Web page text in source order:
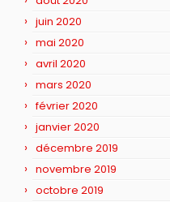
juin 2020
mai 2020
avril 2020
mars 2020
février 2020
janvier 2020
décembre 2019
novembre 2019
octobre 2019